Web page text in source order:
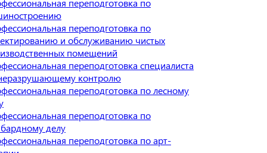
переподготовка по
переподготовка по
и обслуживанию чистых
помещений
переподготовка специалиста
контролю
переподготовка по лесному
переподготовка по
делу
переподготовка по арт-